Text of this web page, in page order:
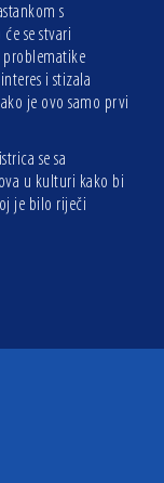
s
se stvari
i stizala
je ovo samo prvi
se sa
u kulturi kako bi
je bilo riječi